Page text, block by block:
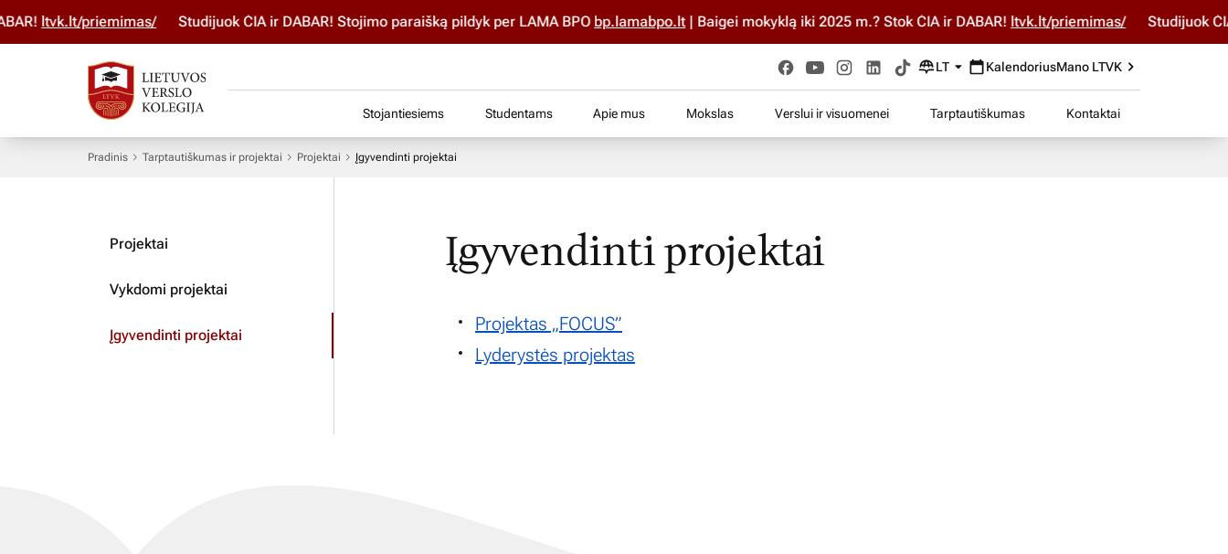
ltvk.lt/priemimas/ Studijuok ČIA ir DABAR! Stojimo paraišką pildyk per LAMA BPObp.lamabpo.lt| Baigei mokyklą iki 2025 m.? Stok ČIA ir DABAR!ltvk.lt/priemimas/ Studijuok
LT KalendoriusMano LTVK
Stojantiesiems Studentams Apie mus Mokslas Verslui ir visuomenei Tarptautiškumas Kontaktai
Pradinis Tarptautiškumas ir projektai Projektai Įgyvendinti projektai
Projektai
Vykdomi projektai
Įgyvendinti projektai
Įgyvendinti projektai
Projektas „FOCUS”
Lyderystės projektas